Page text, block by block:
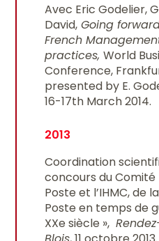
Avec Eric Godelier,
David, Going
French
practices,World
Conference,
presented by E.
16-17th March 2014.
2013
Coordination
concours du Comité
Poste et l’IHMC, de
Poste en temps de
XXe siècle »,